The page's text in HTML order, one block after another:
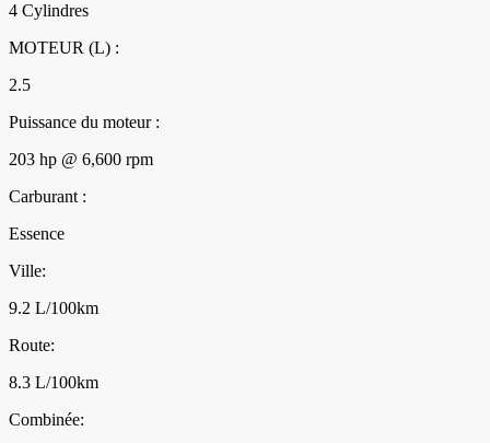
4 Cylindres
MOTEUR (L) :
2.5
Puissance du moteur :
203 hp @ 6,600 rpm
Carburant :
Essence
Ville:
9.2 L/100km
Route:
8.3 L/100km
Combinée: